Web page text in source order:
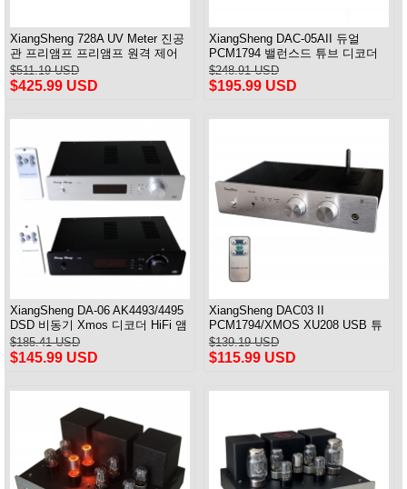
XiangSheng 728A UV Meter 진공
관 프리앰프 프리앰프 원격 제어
및 밸런스 및 블루투스
$511.19 USD
$425.99 USD
XiangSheng DAC-05AII 듀얼
PCM1794 밸런스드 튜브 디코더
HIFI USB Qualcomm Bluetooth
8675/5125
$248.91 USD
$195.99 USD
XiangSheng DA-06 AK4493/4495
DSD 비동기 Xmos 디코더 HiFi 앰
프 리모컨 포함
$185.41 USD
$145.99 USD
XiangSheng DAC03 II
PCM1794/XMOS XU208 USB 튜
브 DAC HIFI 24bits/192khz 디코
더 Bluetooth
$139.19 USD
$115.99 USD